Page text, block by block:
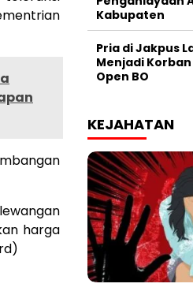
harga
Kabupaten
Pria di Jakpus
Menjadi
Open BO
KEJAHATAN